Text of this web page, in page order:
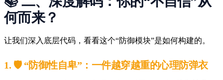
何而来？
让我们深入底层代码，看看这个“防御模块”是如何构建的。
1. 🛡️ “防御性自卑”：一件越穿越重的心理防弹衣